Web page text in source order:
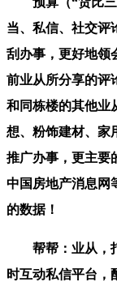
当、私信、社交评
刮办事，更好地领
前业从所分享的评
和同栋楼的其他业
想、粉饰建材、家
推广办事，更主要
中国房地产消息网
的数据！
帮帮：业从，打
时互动私信平台，